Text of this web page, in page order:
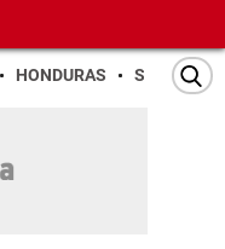
HONDURAS SAN PEDRO